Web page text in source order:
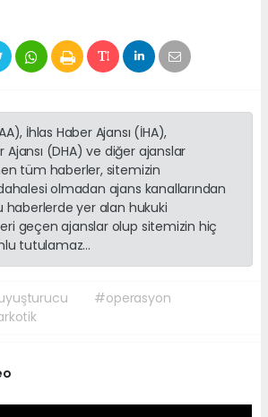
İhlas Haber Ajansı (İHA),
(DHA) ve diğer ajanslar
tüm haberler, sitemizin
olmadan ajans kanallarından
haberlerde yer alan hukuki
geçen ajanslar olup sitemizin hiç
tutulamaz...
#operasyon